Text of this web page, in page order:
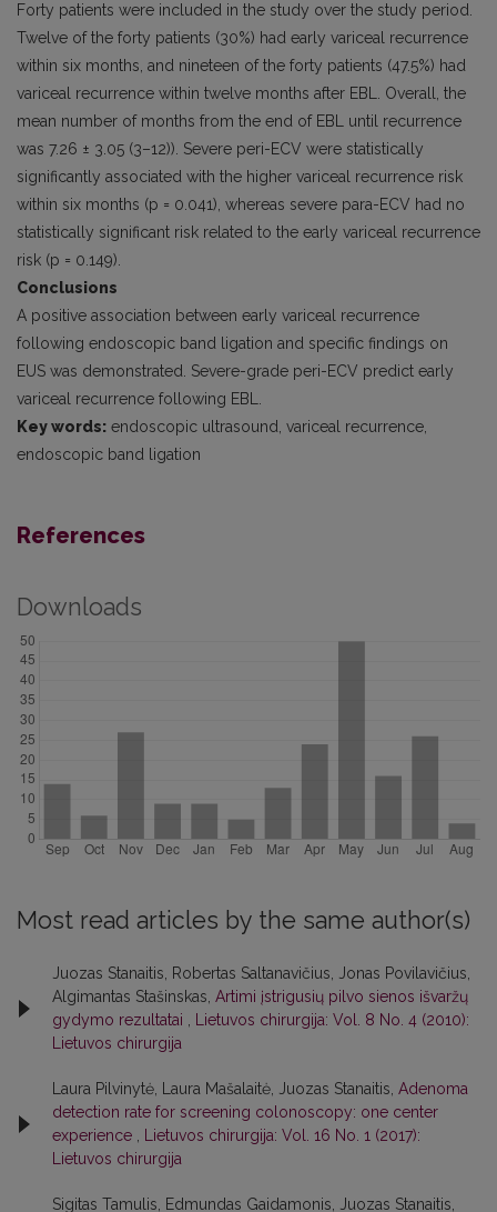
Forty patients were included in the study over the study period.
Twelve of the forty patients (30%) had early variceal recur­rence
within six months, and nineteen of the forty patients (47.5%) had
variceal recurrence within twelve months after EBL. Overall, the
mean number of months from the end of EBL until recurrence
was 7.26 ± 3.05 (3–12)). Severe peri-ECV were statis­tically
significantly associated with the higher variceal recurrence risk
within six months (p = 0.041), whereas severe para-ECV had no
statistically significant risk related to the early variceal recurrence
risk (p = 0.149).
Conclusions
A positive association between early variceal recurrence
following endoscopic band ligation and specific findings on
EUS was demonstrated. Severe-grade peri-ECV predict early
variceal recurrence following EBL.
Key words: endoscopic ultrasound, variceal recurrence,
endoscopic band ligation
References
Downloads
Most read articles by the same author(s)
Juozas Stanaitis, Robertas Saltanavičius, Jonas Povilavičius,
Algimantas Stašinskas, Artimi įstrigusių pilvo sienos išvaržų
gydymo rezultatai
Lietuvos chirurgija: Vol. 8 No. 4 (2010):
Lietuvos chirurgija
Laura Pilvinytė, Laura Mašalaitė, Juozas Stanaitis, Adenoma
detection rate for screening colonoscopy: one center
experience
Lietuvos chirurgija: Vol. 16 No. 1 (2017):
Lietuvos chirurgija
Sigitas Tamulis, Edmundas Gaidamonis, Juozas Stanaitis,